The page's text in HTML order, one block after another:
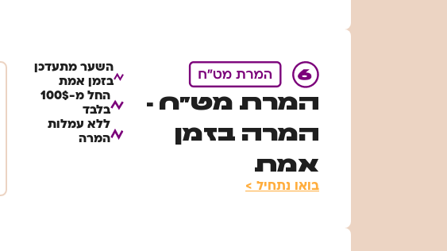
המרת מט"ח -
המרה בזמן
אמת
בואו נתחיל >
השער מתעדכן
בזמן אמת​
החל מ-100$
בלבד​
ללא עמלות
המרה